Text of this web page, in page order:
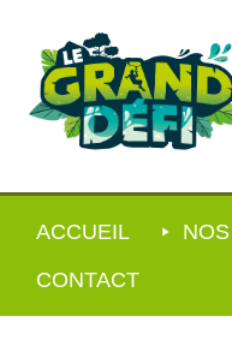
ACCUEIL
CONTACT